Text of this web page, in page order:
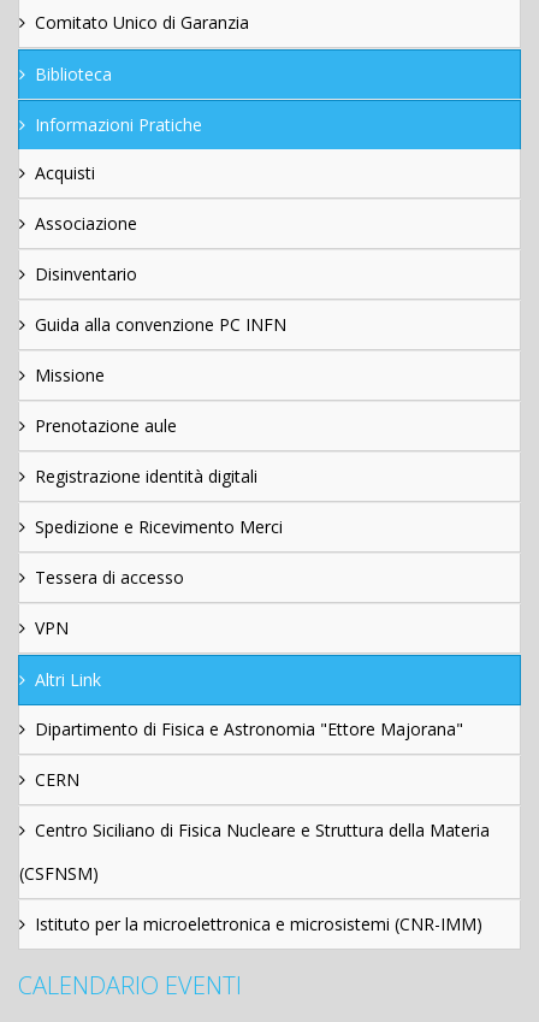
Comitato Unico di Garanzia
Biblioteca
Informazioni Pratiche
Acquisti
Associazione
Disinventario
Guida alla convenzione PC INFN
Missione
Prenotazione aule
Registrazione identità digitali
Spedizione e Ricevimento Merci
Tessera di accesso
VPN
Altri Link
Dipartimento di Fisica e Astronomia "Ettore Majorana"
CERN
Centro Siciliano di Fisica Nucleare e Struttura della Materia
(CSFNSM)
Istituto per la microelettronica e microsistemi (CNR-IMM)
CALENDARIO EVENTI